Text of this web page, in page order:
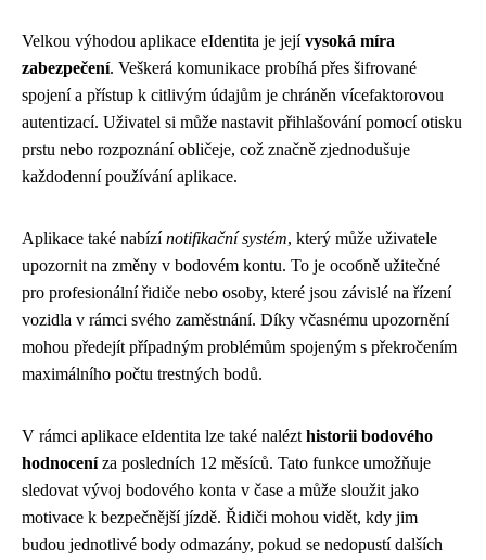
Velkou výhodou aplikace eIdentita je jejívysoká míra
zabezpečení. Veškerá komunikace probíhá přes šifrované
spojení a přístup k citlivým údajům je chráněn vícefaktorovou
autentizací. Uživatel si může nastavit přihlašování pomocí otisku
prstu nebo rozpoznání obličeje, což značně zjednodušuje
každodenní používání aplikace.
Aplikace také nabízínotifikační systém, který může uživatele
upozornit na změny v bodovém kontu. To je особně užitečné
pro profesionální řidiče nebo osoby, které jsou závislé na řízení
vozidla v rámci svého zaměstnání. Díky včasnému upozornění
mohou předejít případným problémům spojeným s překročením
maximálního počtu trestných bodů.
V rámci aplikace eIdentita lze také nalézt historii bodového
hodnoceníza posledních 12 měsíců. Tato funkce umožňuje
sledovat vývoj bodového konta v čase a může sloužit jako
motivace k bezpečnější jízdě. Řidiči mohou vidět, kdy jim
budou jednotlivé body odmazány, pokud se nedopustí dalších